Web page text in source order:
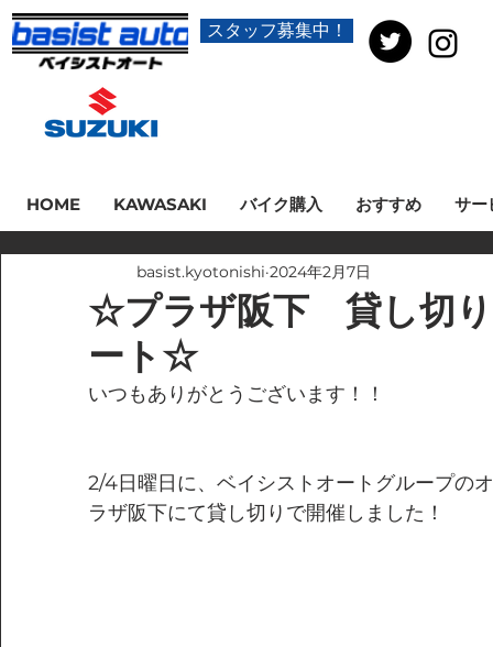
スタッフ募集中！
HOME KAWASAKI バイク購入 おすすめ サー
☆プラザ阪下 貸し切り
ート☆
basist.kyotonishi 2024年2月7日
いつもありがとうございます！！
2/4日曜日に、ベイシストオートグループの
ラザ阪下にて貸し切りで開催しました！